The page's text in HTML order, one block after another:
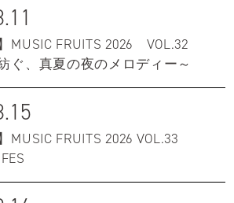
MUSIC FRUITS 2026 VOL.32
ぐ、真夏の夜のメロディー～
MUSIC FRUITS 2026 VOL.33